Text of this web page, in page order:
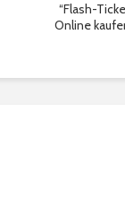
“Flash-
Online